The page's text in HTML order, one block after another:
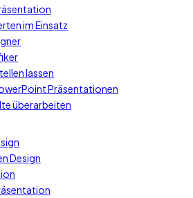
im Einsatz
lassen
Präsentationen
überarbeiten
Design